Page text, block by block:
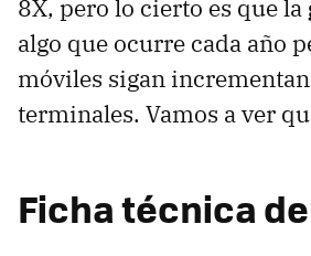
8X, pero lo cierto es que la
algo que ocurre cada año
móviles sigan
terminales. Vamos a ver
Ficha técnica